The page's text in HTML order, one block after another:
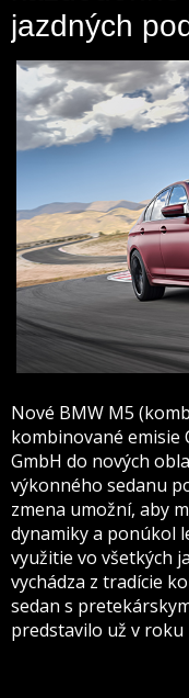
jazdných
Nové BMW M5
kombinované emisie
GmbH do nových
výkonného sedanu
zmena umožní, aby
dynamiky a ponúkol
využitie vo všetkých
vychádza z tradície
sedan s
predstavilo už v roku